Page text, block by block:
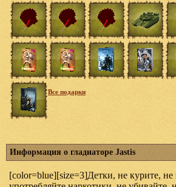
Все подарки
Информация о гладиаторе Jastis
[color=blue][size=3]Детки, не курите, не